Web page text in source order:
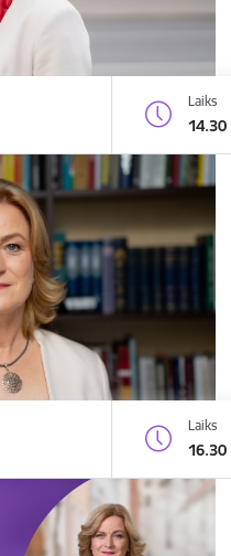
Laiks
14.30
Laiks
16.30